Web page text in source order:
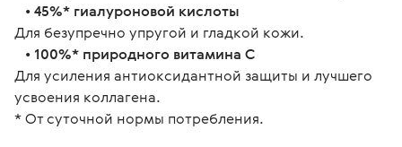
• 45%* гиалуроновой кислоты
Для безупречно упругой и гладкой кожи.
• 100%* природного витамина C
Для усиления антиоксидантной защиты и лучшего
усвоения коллагена.
* От суточной нормы потребления.